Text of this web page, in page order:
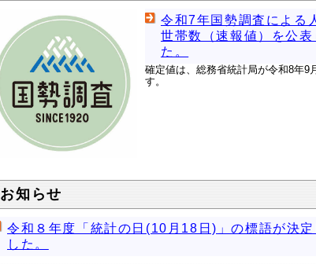
令和7年国勢調査による
世帯数（速報値）を公表
た。
確定値は、総務省統計局が令和8年9
す。
お知らせ
令和８年度「統計の日(10月18日)」の標語が決定
した。